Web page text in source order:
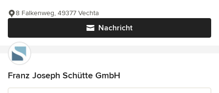
Nachricht
8 Falkenweg, 49377 Vechta
Franz Joseph Schütte GmbH